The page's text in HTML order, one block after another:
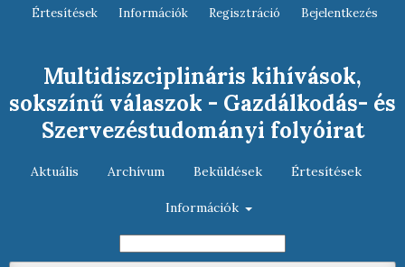
Multidiszciplináris kihívások,
sokszínű válaszok - Gazdálkodás- és
Szervezéstudományi folyóirat
Aktuális Archívum Beküldések Értesítések
Információk
Értesítések Információk Regisztráció Bejelentkezés